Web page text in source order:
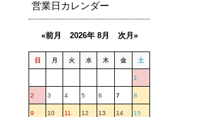
営業日カレンダー
«前月 2026年 8月 次月»
日 月 火 水 木 金 土
1
2 3 4 5 6 7 8
9 10 11 12 13 14 15